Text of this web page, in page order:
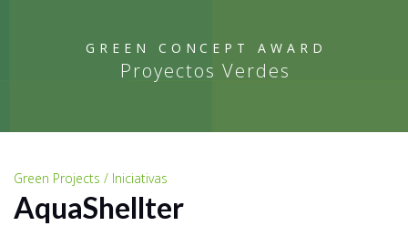
GREEN CONCEPT AWARD
Proyectos Verdes
Green Projects / Iniciativas
AquaShellter